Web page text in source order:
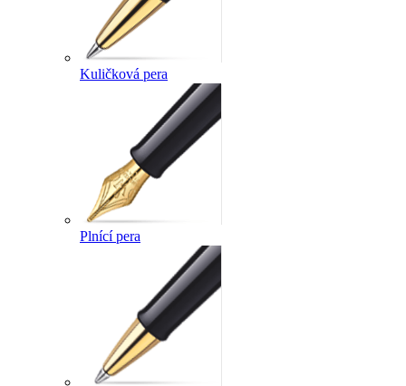
Kuličková pera
Plnící pera